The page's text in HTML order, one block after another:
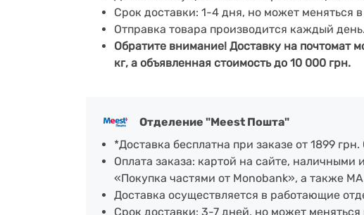
Срок доставки: 1-4 дня, но может меняться
Отправка товара производится каждый день.
Обратите внимание! Доставку на почтомат
кг, а объявленная стоимость до 10 000 грн.
Отделение "Meest Пошта"
*Доставка бесплатна при заказе от 1899
Оплата заказа: картой на сайте,
«Покупка частями от Monobank», а также
Доставка осуществляется в работающие
Срок доставки: 3-7 дней, но может